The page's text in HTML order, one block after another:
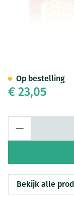
€ 23,05
Op bestelling
Bekijk alle